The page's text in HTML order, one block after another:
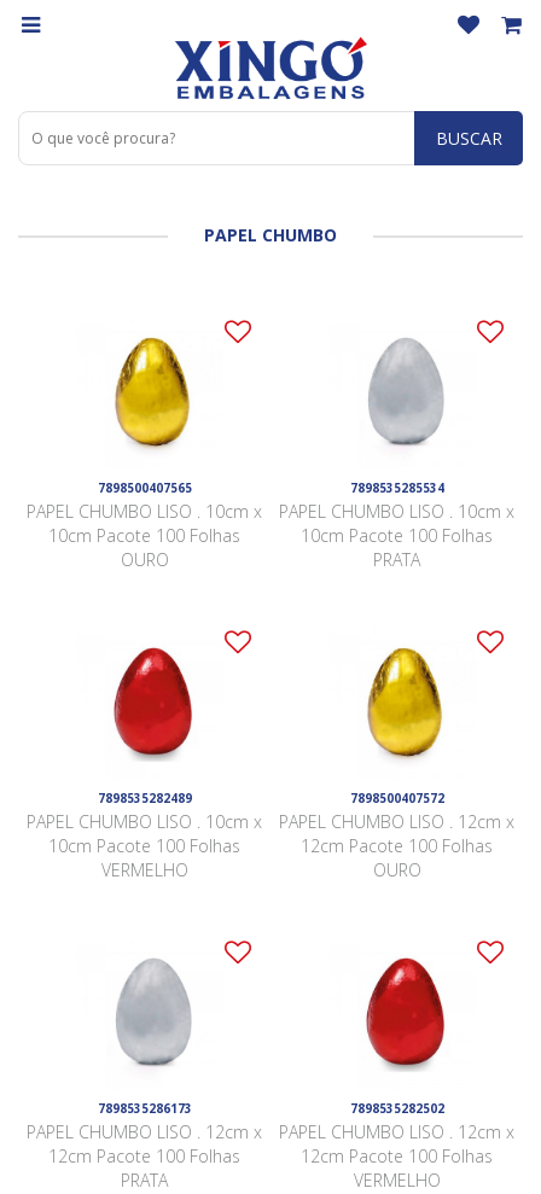
BUSCAR
PAPEL CHUMBO
7898500407565
PAPEL CHUMBO LISO . 10cm x
10cm Pacote 100 Folhas
OURO
7898535285534
PAPEL CHUMBO LISO . 10cm x
10cm Pacote 100 Folhas
PRATA
7898535282489
PAPEL CHUMBO LISO . 10cm x
10cm Pacote 100 Folhas
VERMELHO
7898500407572
PAPEL CHUMBO LISO . 12cm x
12cm Pacote 100 Folhas
OURO
7898535286173
PAPEL CHUMBO LISO . 12cm x
12cm Pacote 100 Folhas
PRATA
7898535282502
PAPEL CHUMBO LISO . 12cm x
12cm Pacote 100 Folhas
VERMELHO